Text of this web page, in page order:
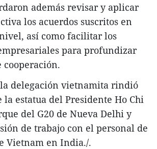
además revisar y aplicar
los acuerdos suscritos en
así como facilitar los
para profundizar
cooperación.
delegación vietnamita rindió
la estatua del Presidente Ho Chi
del G20 de Nueva Delhi y
de trabajo con el personal de
Vietnam en India./.